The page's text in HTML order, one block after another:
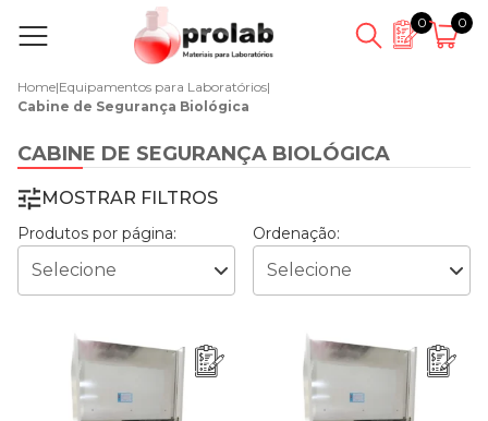
0 0
Home|Equipamentos para Laboratórios|
Cabine de Segurança Biológica
CABINE DE SEGURANÇA BIOLÓGICA
MOSTRAR FILTROS
Produtos por página: Ordenação: